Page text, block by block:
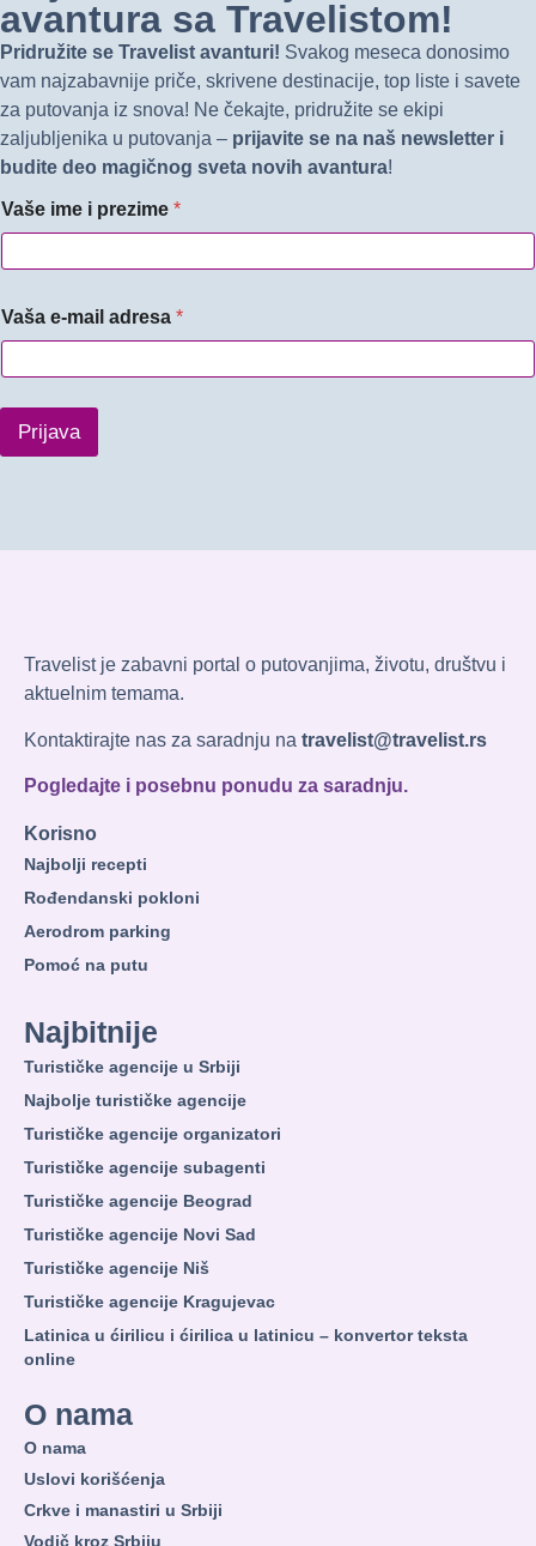
avantura sa Travelistom!
Pridružite se Travelist avanturi! Svakog meseca donosimo
vam najzabavnije priče, skrivene destinacije, top liste i savete
za putovanja iz snova! Ne čekajte, pridružite se ekipi
zaljubljenika u putovanja – prijavite se na naš newsletter i
budite deo magičnog sveta novih avantura!
Vaše ime i prezime *
Vaša e-mail adresa *
Prijava
Travelist je zabavni portal o putovanjima, životu, društvu i
aktuelnim temama.
Kontaktirajte nas za saradnju na travelist@travelist.rs
Pogledajte i posebnu ponudu za saradnju.
Korisno
Najbolji recepti
Rođendanski pokloni
Aerodrom parking
Pomoć na putu
Najbitnije
Turističke agencije u Srbiji
Najbolje turističke agencije
Turističke agencije organizatori
Turističke agencije subagenti
Turističke agencije Beograd
Turističke agencije Novi Sad
Turističke agencije Niš
Turističke agencije Kragujevac
Latinica u ćirilicu i ćirilica u latinicu – konvertor teksta
online
O nama
O nama
Uslovi korišćenja
Crkve i manastiri u Srbiji
Vodič kroz Srbiju